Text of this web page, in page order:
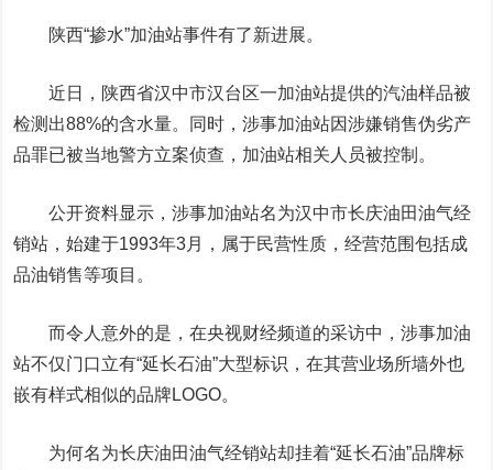
陕西“掺水”加油站事件有了新进展。
近日，陕西省汉中市汉台区一加油站提供的汽油样品被
检测出88%的含水量。同时，涉事加油站因涉嫌销售伪劣产
品罪已被当地警方立案侦查，加油站相关人员被控制。
公开资料显示，涉事加油站名为汉中市长庆油田油气经
销站，始建于1993年3月，属于民营性质，经营范围包括成
品油销售等项目。
而令人意外的是，在央视财经频道的采访中，涉事加油
站不仅门口立有“延长石油”大型标识，在其营业场所墙外也
嵌有样式相似的品牌LOGO。
为何名为长庆油田油气经销站却挂着“延长石油”品牌标